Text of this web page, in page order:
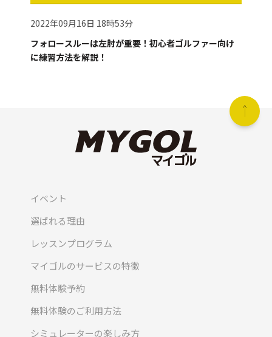
2022年09月16日 18時53分
フォロースルーは左肘が重要！初心者ゴルファー向け
に練習方法を解説！
イベント
選ばれる理由
レッスンプログラム
マイゴルのサービスの特徴
無料体験予約
無料体験のご利用方法
シミュレーターの楽しみ方